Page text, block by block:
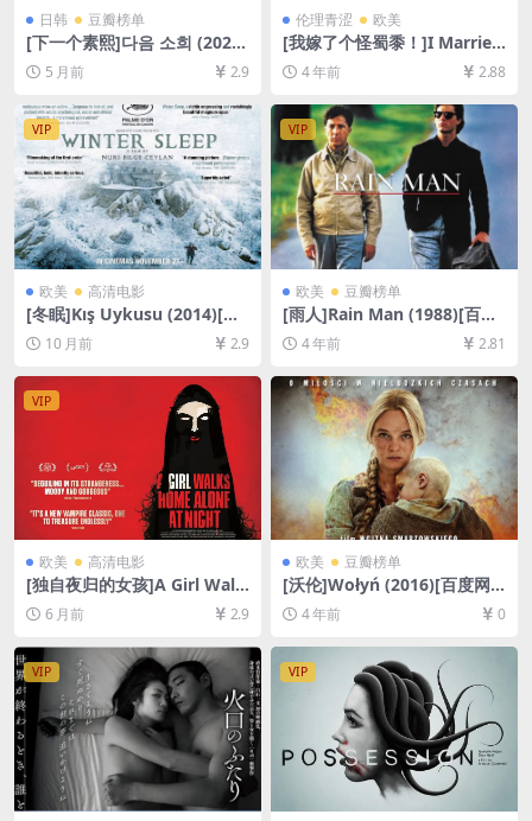
日韩 豆瓣榜单
[下一个素熙]다음 소희 (2022)
[百度网盘+夸克网盘1080P超
清未删减资源][网盘在线播放/
下载][MP4/8.7GB][中文字幕]
5 月前 2.9
伦理青涩 欧美
[我嫁了个怪蜀黍！]I Married
a Strange Person! (1997)[百
度网盘+迅雷云盘资源1080P
超清未删减][MP4/3.4GB][中
文字幕]
4 年前 2.88
VIP
欧美 高清电影
[冬眠]Kış Uykusu (2014)[百
度网盘+夸克网盘1080P超清
未删减资源][网盘在线播放/下
10 月前 2.9
VIP
欧美 豆瓣榜单
[雨人]Rain Man (1988)[百度
网盘+迅雷云盘资源1080P超
清未删减][MP4/8.7GB][中英
4 年前 2.81
VIP
欧美 高清电影
[独自夜归的女孩]A Girl Walk
s Home Alone at Night (20
14)[百度网盘+夸克网盘1080P
超清未删减资源][网盘在线播
放/下载][MP4/6.2GB][中文字
幕]
6 月前 2.9
欧美 豆瓣榜单
[沃伦]Wołyń (2016)[百度网
盘+迅雷云盘资源1080P超清]
[MP4/9.8GB][中英字幕]
4 年前 0
VIP VIP